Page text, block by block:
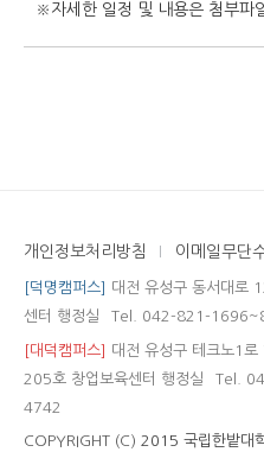
※자세한 일정 및 내용은 첨부파
개인정보처리방침 이메일무단
[덕명캠퍼스]
대전 유성구 동서대로
센터 행정실
Tel. 042-821-
[대덕캠퍼스]
대전 유성구 테크노1
205호 창업보육센터 행정실
Tel.
4742
COPYRIGHT (C) 2015 국립한밭대